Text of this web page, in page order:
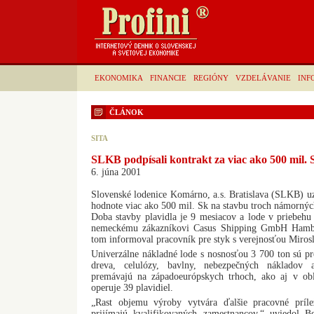
EKONOMIKA FINANCIE REGIÓNY VZDELÁVANIE
ČLÁNOK
SITA
SLKB podpísali kontrakt za viac ako 500 mil.
6. júna 2001
Slovenské lodenice Komárno, a.s. Bratislava (SLKB)
hodnote viac ako 500 mil. Sk na stavbu troch
Doba stavby plavidla je 9 mesiacov a lode v
nemeckému zákazníkovi Casus Shipping GmbH
tom informoval pracovník pre styk s verejnosťou
Univerzálne nákladné lode s nosnosťou 3 700 ton sú
dreva, celulózy, bavlny, nebezpečných
premávajú na západoeurópskych trhoch, ako aj v
operuje 39 plavidiel.
„Rast objemu výroby vytvára ďalšie pracovné